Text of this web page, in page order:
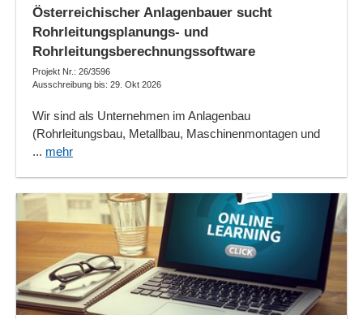
Österreichischer Anlagenbauer sucht
Rohrleitungsplanungs- und
Rohrleitungsberechnungssoftware
Projekt Nr.: 26/3596
Ausschreibung bis: 29. Okt 2026
Wir sind als Unternehmen im Anlagenbau
(Rohrleitungsbau, Metallbau, Maschinenmontagen und
... mehr